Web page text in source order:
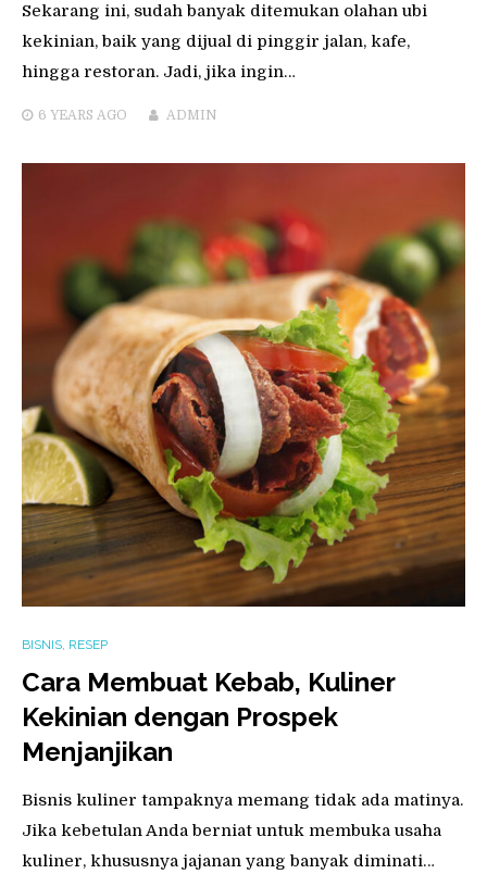
Sekarang ini, sudah banyak ditemukan olahan ubi
kekinian, baik yang dijual di pinggir jalan, kafe,
hingga restoran. Jadi, jika ingin…
6 YEARS AGO ADMIN
BISNIS, RESEP
Cara Membuat Kebab, Kuliner
Kekinian dengan Prospek
Menjanjikan
Bisnis kuliner tampaknya memang tidak ada matinya.
Jika kebetulan Anda berniat untuk membuka usaha
kuliner, khususnya jajanan yang banyak diminati…